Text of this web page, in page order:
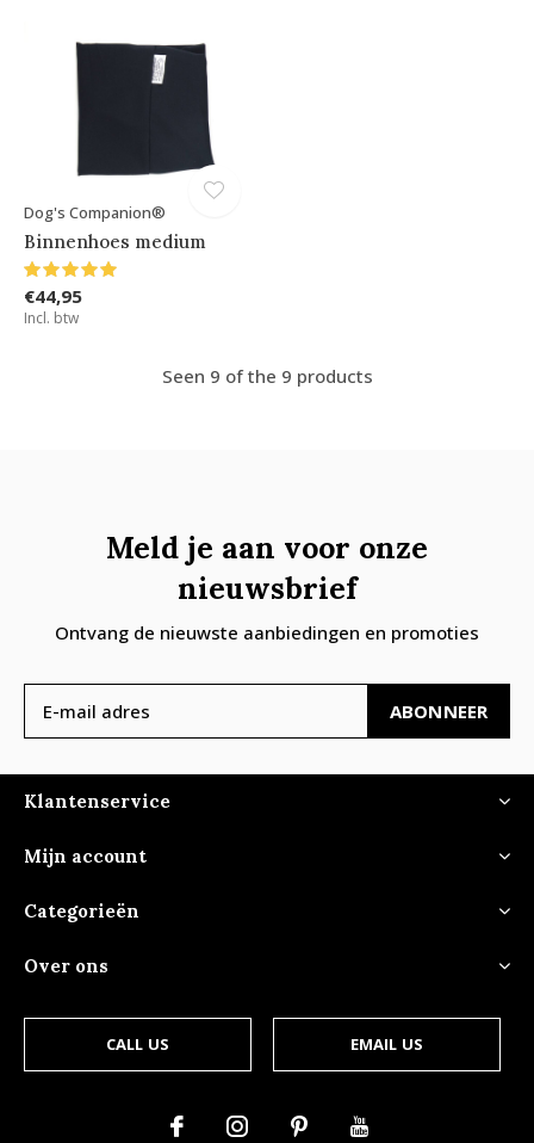
Dog's Companion®
Binnenhoes medium
€44,95
Incl. btw
Seen 9 of the 9 products
Meld je aan voor onze
nieuwsbrief
Ontvang de nieuwste aanbiedingen en promoties
ABONNEER
Klantenservice
Mijn account
Categorieën
Over ons
CALL US EMAIL US